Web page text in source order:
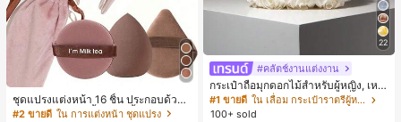
ชุดแปรงแต่งหน้า 16 ชิ้น ประกอบด้วยแ
ปรงแต่งหน้า 13 ชิ้น, ฟองน้ำแต่งหน้ารู
#2 ขายดี ใน การแต่งหน้า ชุดแปรง
22
#คลัตช์งานแต่งงาน
กระเป๋าถือมุกดอกไม้สำหรับผู้หญิง, เหม
าะสำหรับชุดราตรี, ชุดบอล, เครื่องประ
ดับงานแต่งงาน, กระเป๋าสตางค์สุภาพส
#1 ขายดี
ใน เลื่อม กระเป๋าราตรีผู้หญิง
100+ sold